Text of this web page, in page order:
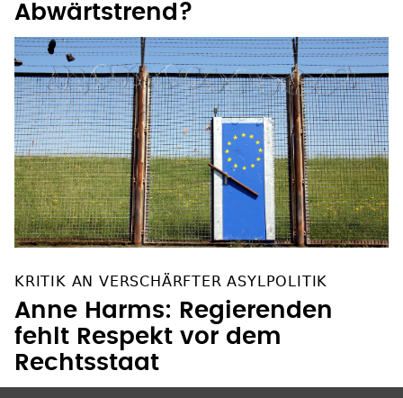
Abwärtstrend?
KRITIK AN VERSCHÄRFTER ASYLPOLITIK
Anne Harms: Regierenden
fehlt Respekt vor dem
Rechtsstaat